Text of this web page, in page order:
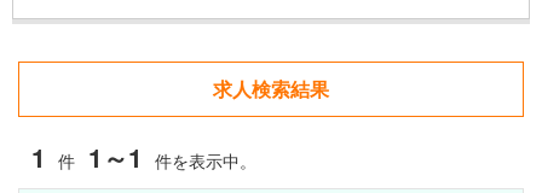
求人検索結果
1 件 1～1 件を表示中。